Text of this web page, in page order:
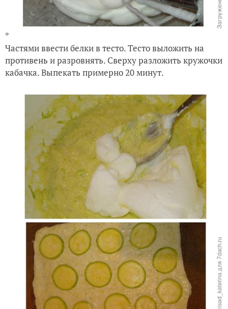
*
Частями ввести белки в тесто. Тесто выложить на
противень и разровнять. Сверху разложить кружочки
кабачка. Выпекать примерно 20 минут.